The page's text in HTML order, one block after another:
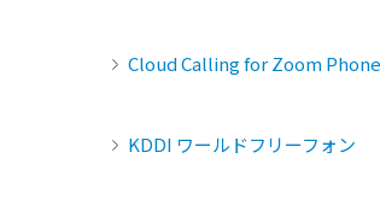
Cloud Calling for Zoom Phone
KDDI ワールドフリーフォン